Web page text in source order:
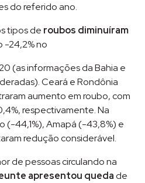
do referido ano.
tipos de roubos diminuíram
-24,2% no
(as informações da Bahia e
Ceará e Rondônia
aumento em roubo, com
respectivamente. Na
(-44,1%), Amapá (-43,8%) e
redução considerável.
de pessoas circulando na
apresentou quedade